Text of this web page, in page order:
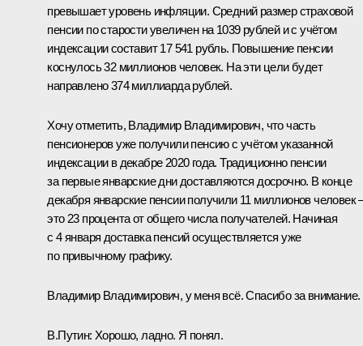
превышает уровень инфляции. Средний размер страховой
пенсии по старости увеличен на 1039 рублей и с учётом
индексации составит 17 541 рубль. Повышение пенсии
коснулось 32 миллионов человек. На эти цели будет
направлено 374 миллиарда рублей.
Хочу отметить, Владимир Владимирович, что часть
пенсионеров уже получили пенсию с учётом указанной
индексации в декабре 2020 года. Традиционно пенсии
за первые январские дни доставляются досрочно. В конце
декабря январские пенсии получили 11 миллионов человек
это 23 процента от общего числа получателей. Начиная
с 4 января доставка пенсий осуществляется уже
по привычному графику.
Владимир Владимирович, у меня всё. Спасибо за внимание.
В.Путин: Хорошо, ладно. Я понял.